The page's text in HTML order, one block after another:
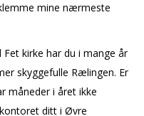
mine nærmeste
kirke har du i mange år
skyggefulle Rælingen. Er
måneder i året ikke
ditt i Øvre